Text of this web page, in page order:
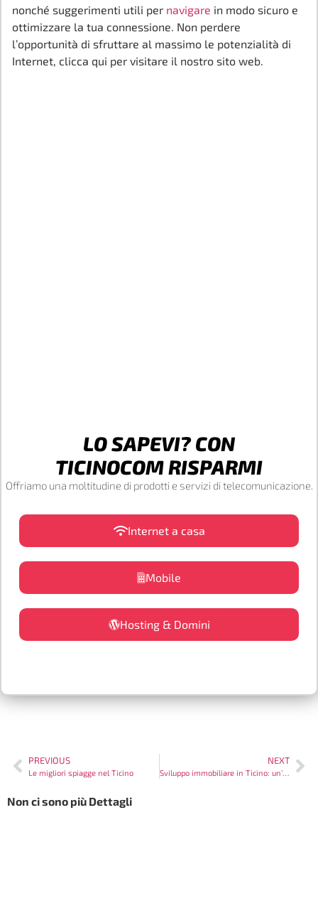
nonché suggerimenti utili per navigare in modo sicuro e
ottimizzare la tua connessione. Non perdere
l’opportunità di sfruttare al massimo le potenzialità di
Internet, clicca qui per visitare il nostro sito web.
LO SAPEVI? CON
TICINOCOM RISPARMI
Offriamo una moltitudine di prodotti e servizi di telecomunicazione.
Internet a casa
Mobile
Hosting & Domini
PREVIOUS
Le migliori spiagge nel Ticino
NEXT
Sviluppo immobiliare in Ticino: un’opportunità di investimento
Non ci sono più Dettagli